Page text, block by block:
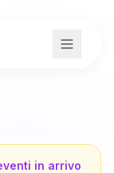
in arrivo